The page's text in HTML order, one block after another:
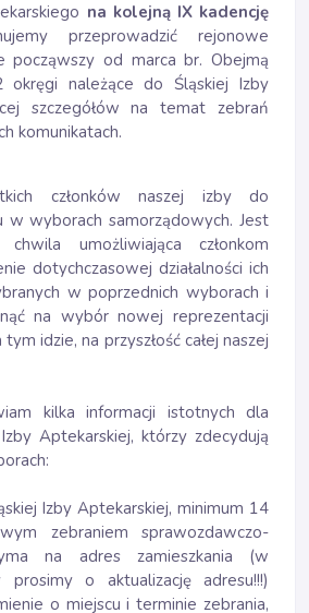
na kolejną IX kadencję
przeprowadzić rejonowe
począwszy od marca br. Obejmą
okręgi należące do Śląskiej Izby
szczegółów na temat zebrań
komunikatach.
członków naszej izby do
w wyborach samorządowych. Jest
umożliwiająca członkom
dotychczasowej działalności ich
w poprzednich wyborach i
na wybór nowej reprezentacji
idzie, na przyszłość całej naszej
kilka informacji istotnych dla
Aptekarskiej, którzy zdecydują
Izby Aptekarskiej, minimum 14
zebraniem sprawozdawczo-
na adres zamieszkania (w
prosimy o aktualizację adresu!!!)
o miejscu i terminie zebrania,